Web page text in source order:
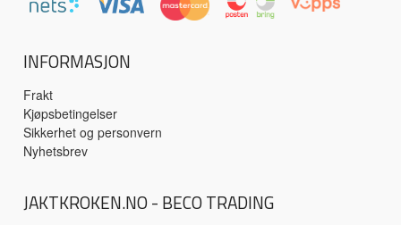
INFORMASJON
Frakt
Kjøpsbetingelser
Sikkerhet og personvern
Nyhetsbrev
JAKTKROKEN.NO - BECO TRADING